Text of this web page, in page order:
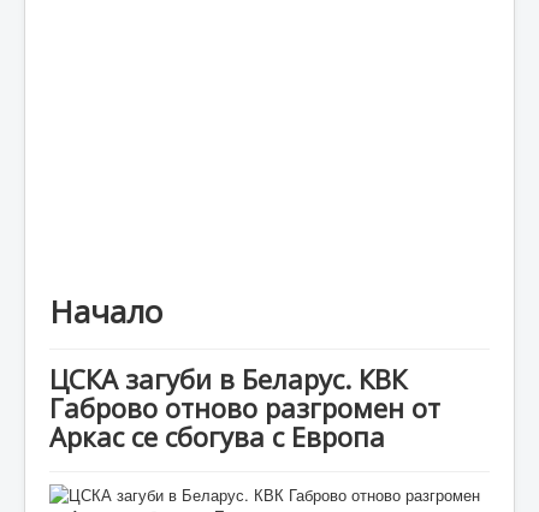
Начало
ЦСКА загуби в Беларус. КВК
Габрово отново разгромен от
Аркас се сбогува с Европа